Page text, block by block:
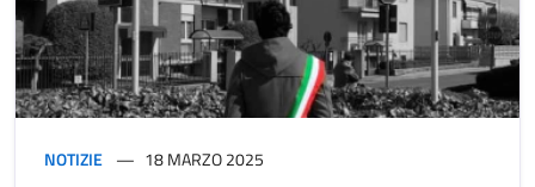
NOTIZIE 18 MARZO 2025